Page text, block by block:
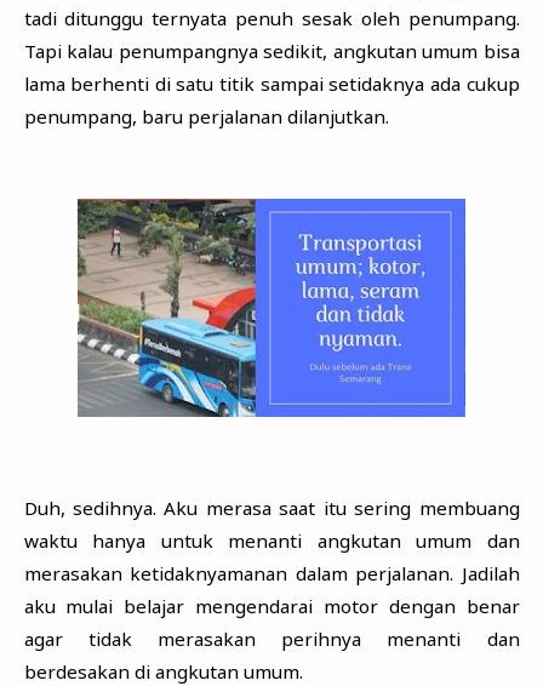
tadi ditunggu ternyata penuh sesak oleh penumpang.
Tapi kalau penumpangnya sedikit, angkutan umum bisa
lama berhenti di satu titik sampai setidaknya ada cukup
penumpang, baru perjalanan dilanjutkan.
Duh, sedihnya. Aku merasa saat itu sering membuang
waktu hanya untuk menanti angkutan umum dan
merasakan ketidaknyamanan dalam perjalanan. Jadilah
aku mulai belajar mengendarai motor dengan benar
agar tidak merasakan perihnya menanti dan
berdesakan di angkutan umum.